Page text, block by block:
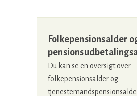
Folkepensionsalder
Du kan se en oversigt over
folkepensionsalder og